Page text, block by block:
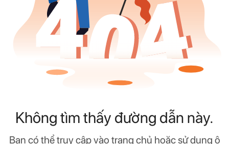
Không tìm thấy đường dẫn này.
Bạn có thể truy cập vào trang chủ hoặc sử dụng ô